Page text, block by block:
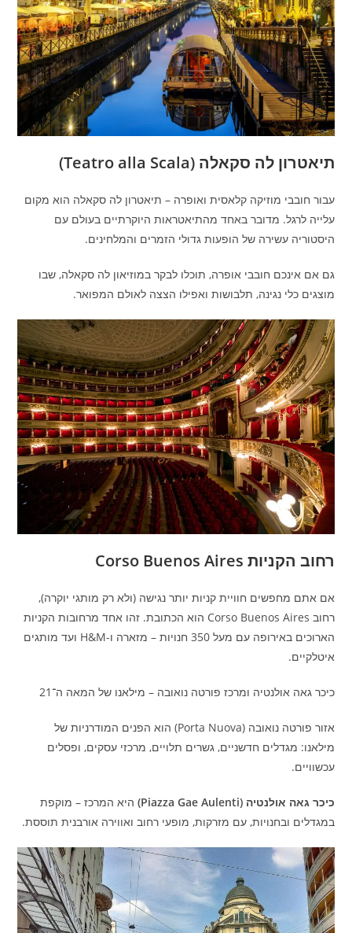
תיאטרון לה סקאלה (Teatro alla Scala)
עבור חובבי מוזיקה קלאסית ואופרה – תיאטרון לה סקאלה הוא מקום
עלייה לרגל. מדובר באחד מהתיאטראות היוקרתיים בעולם עם
היסטוריה עשירה של הופעות גדולי הזמרים והמלחינים.
גם אם אינכם חובבי אופרה, תוכלו לבקר במוזיאון לה סקאלה, שבו
מוצגים כלי נגינה, תלבושות ואפילו הצצה לאולם המפואר.
רחוב הקניות Corso Buenos Aires
אם אתם מחפשים חוויית קניות יותר נגישה (ולא רק מותגי יוקרה),
רחוב Corso Buenos Aires הוא הכתובת. זהו אחד מרחובות הקניות
הארוכים באירופה עם מעל 350 חנויות – מזארה ו-H&M ועד מותגים
איטלקיים.
כיכר גאה אולנטיה ומרכז פורטה נואובה – מילאנו של המאה ה־21
אזור פורטה נואובה (Porta Nuova) הוא הפנים המודרניות של
מילאנו: מגדלים חדשניים, גשרים תלויים, מרכזי עסקים, ופסלים
עכשוויים.
כיכר גאה אולנטיה (Piazza Gae Aulenti)
היא המרכז – מוקפת
במגדלים ובחנויות, עם מזרקות, מופעי רחוב ואווירה אורבנית תוססת.